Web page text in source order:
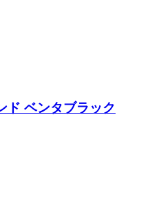
ド ベンタブラック